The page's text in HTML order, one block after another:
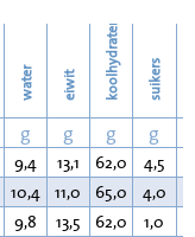
152
water eiwit koolhydraten suikers
g g g g
9,4 13,1 62,0 4,5
10,4 11,0 65,0 4,0
9,8 13,5 62,0 1,0